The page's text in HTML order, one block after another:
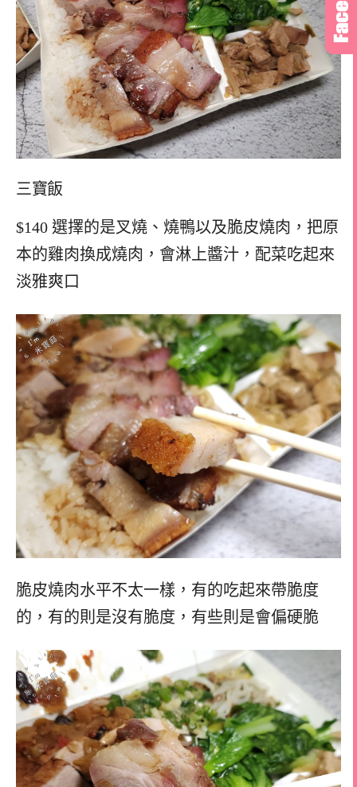
三寶飯
$140 選擇的是叉燒、燒鴨以及脆皮燒肉，把原
本的雞肉換成燒肉，會淋上醬汁，配菜吃起來
淡雅爽口
脆皮燒肉水平不太一樣，有的吃起來帶脆度
的，有的則是沒有脆度，有些則是會偏硬脆